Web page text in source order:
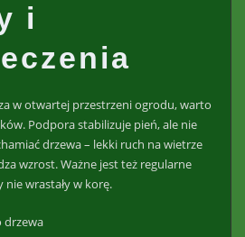
i
w otwartej przestrzeni ogrodu, warto
Podpora stabilizuje pień, ale nie
drzewa – lekki ruch na wietrze
wzrost. Ważne jest też regularne
nie wrastały w korę.